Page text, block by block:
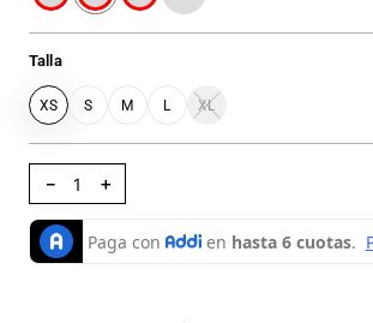
Talla
XS S M L XL
＋
－